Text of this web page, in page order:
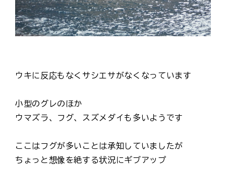
ウキに反応もなくサシエサがなくなっています
小型のグレのほか
ウマズラ、フグ、スズメダイも多いようです
ここはフグが多いことは承知していましたが
ちょっと想像を絶する状況にギブアップ